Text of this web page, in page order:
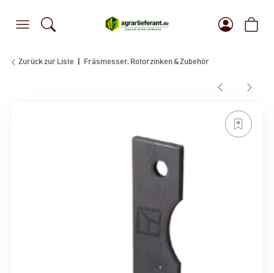
Zurück zur Liste Fräsmesser, Rotorzinken & Zubehör